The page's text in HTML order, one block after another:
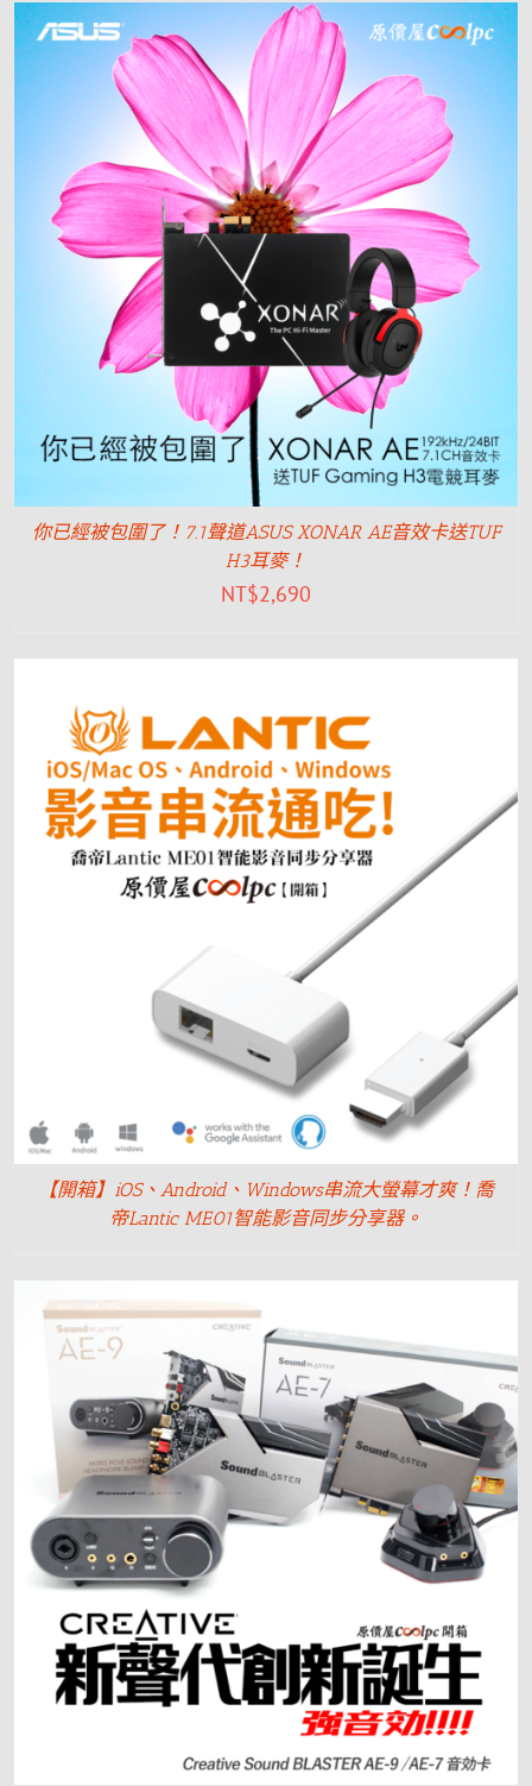
你已經被包圍了！7.1聲道ASUS XONAR AE音效卡送TUF
H3耳麥！
NT$2,690
【開箱】iOS、Android、Windows串流大螢幕才爽！喬
帝Lantic ME01智能影音同步分享器。